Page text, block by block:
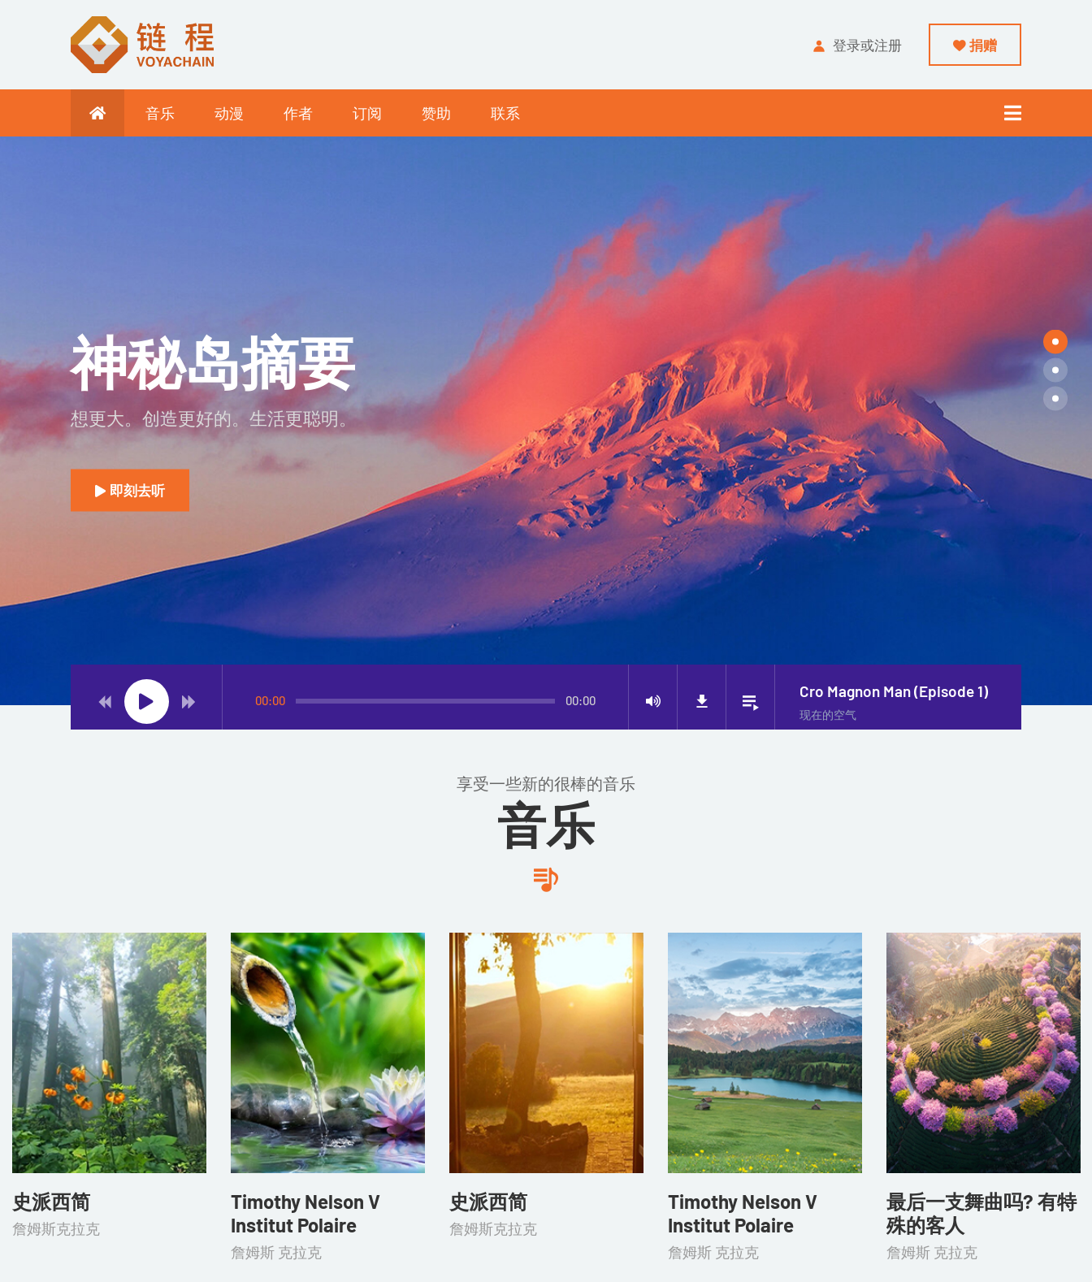
登录或注册 捐赠
音乐 动漫 作者 订阅 赞助 联系
神秘岛摘要
想更大。创造更好的。生活更聪明。
即刻去听
科罗拉多州公共
广播电台古典
想更大。创造更好的。生活更聪明。
一些潮人说唱
想更大。创造更好的。生活更聪明。
即刻去听
00:00 00:00
Cro Magnon Man (Episode 1)
现在的空气
享受一些新的很棒的音乐
音乐
史派西简
詹姆斯克拉克
Timothy Nelson V
Institut Polaire
詹姆斯 克拉克
史派西简
詹姆斯克拉克
Timothy Nelson V
Institut Polaire
詹姆斯 克拉克
最后一支舞曲吗? 有特
殊的客人
詹姆斯 克拉克